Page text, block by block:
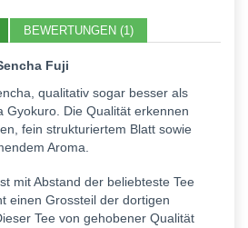
BEWERTUNGEN (1)
Fuji
qualitativ sogar besser als
Gyokuro. Die Qualität erkennen
fein strukturiertem Blatt sowie
Aroma.
mit Abstand der beliebteste Tee
einen Grossteil der dortigen
Tee von gehobener Qualität